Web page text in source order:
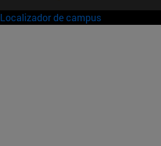
Localizador de campus